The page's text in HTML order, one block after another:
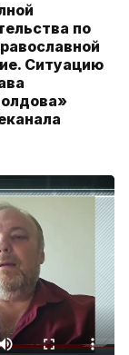
по
Ситуацию